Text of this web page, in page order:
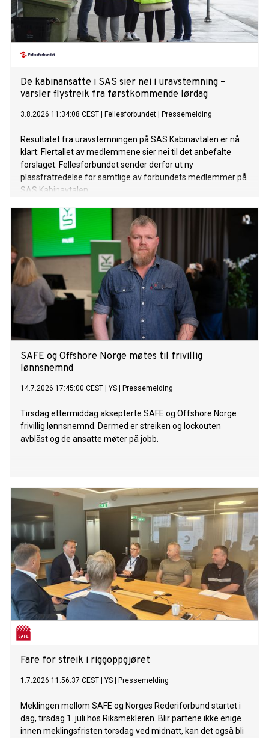
De kabinansatte i SAS sier nei i uravstemning –
varsler flystreik fra førstkommende lørdag
3.8.2026 11:34:08 CEST Fellesforbundet Pressemelding
Resultatet fra uravstemningen på SAS Kabinavtalen er nå
klart: Flertallet av medlemmene sier nei til det anbefalte
forslaget. Fellesforbundet sender derfor ut ny
plassfratredelse for samtlige av forbundets medlemmer på
SAS Kabinavtalen.
SAFE og Offshore Norge møtes til frivillig
lønnsnemnd
14.7.2026 17:45:00 CEST YS Pressemelding
Tirsdag ettermiddag aksepterte SAFE og Offshore Norge
frivillig lønnsnemnd. Dermed er streiken og lockouten
avblåst og de ansatte møter på jobb.
Fare for streik i riggoppgjøret
1.7.2026 11:56:37 CEST YS Pressemelding
Meklingen mellom SAFE og Norges Rederiforbund startet i
dag, tirsdag 1. juli hos Riksmekleren. Blir partene ikke enige
innen meklingsfristen torsdag ved midnatt, kan det også bli